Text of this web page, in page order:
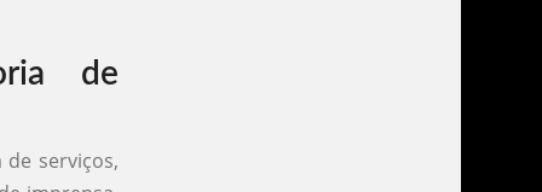
de
serviços,